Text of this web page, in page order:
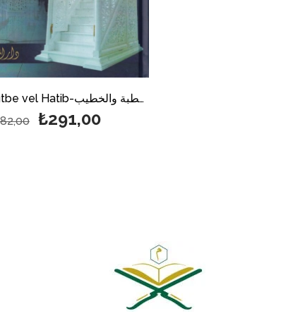
Hasaisul Hutbe vel Hatib-خصائص الخطبة والخطيب
₺291,00